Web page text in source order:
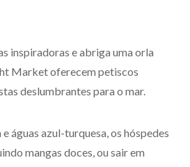
inspiradoras e abriga uma orla
Market oferecem petiscos
deslumbrantes para o mar.
águas azul-turquesa, os hóspedes
mangas doces, ou sair em